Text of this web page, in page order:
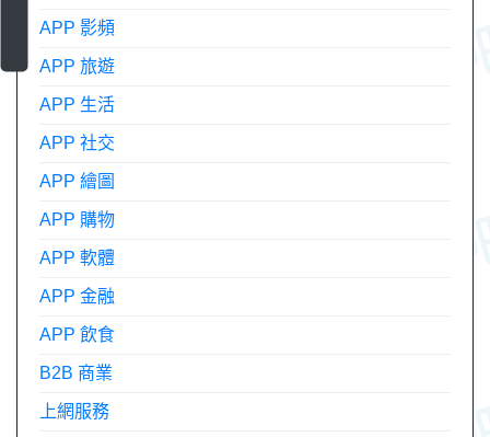
APP 影頻
APP 旅遊
APP 生活
APP 社交
APP 繪圖
APP 購物
APP 軟體
APP 金融
APP 飲食
B2B 商業
上網服務